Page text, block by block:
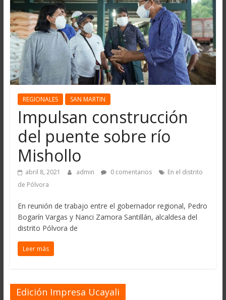
REGIONALES SAN MARTIN
Impulsan construcción
del puente sobre río
Mishollo
abril 8, 2021 admin 0 comentarios
En el distrito
de Pólvora
En reunión de trabajo entre el gobernador regional, Pedro
Bogarín Vargas y Nanci Zamora Santillán, alcaldesa del
distrito Pólvora de
Leer más
Edición Impresa Ucayali